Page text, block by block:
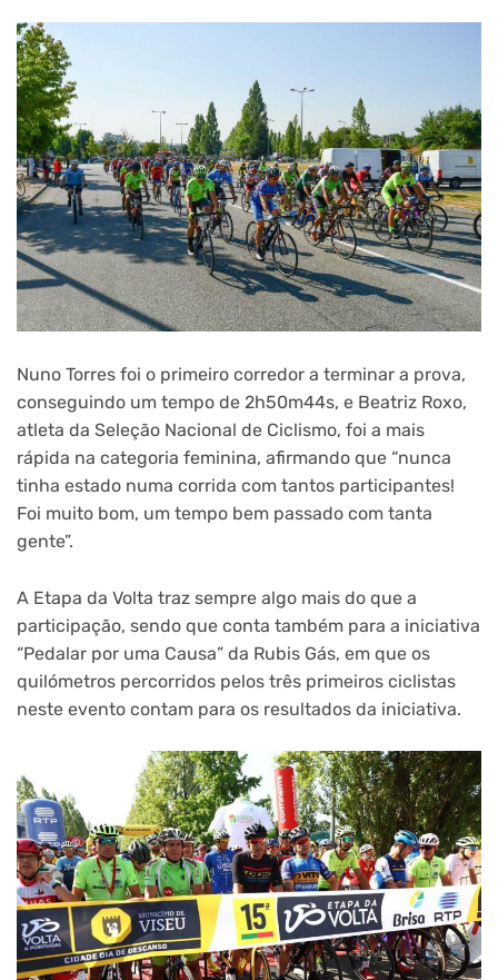
Nuno Torres foi o primeiro corredor a terminar a prova,
conseguindo um tempo de 2h50m44s, e Beatriz Roxo,
atleta da Seleção Nacional de Ciclismo, foi a mais
rápida na categoria feminina, afirmando que “nunca
tinha estado numa corrida com tantos participantes!
Foi muito bom, um tempo bem passado com tanta
gente”.
A Etapa da Volta traz sempre algo mais do que a
participação, sendo que conta também para a iniciativa
“Pedalar por uma Causa” da Rubis Gás, em que os
quilómetros percorridos pelos três primeiros ciclistas
neste evento contam para os resultados da iniciativa.